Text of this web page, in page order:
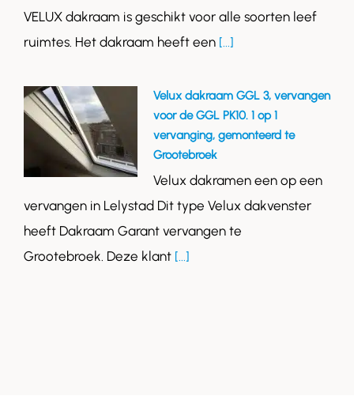
VELUX dakraam is geschikt voor alle soorten leef
ruimtes. Het dakraam heeft een [...]
Velux dakraam GGL 3, vervangen
voor de GGL PK10. 1 op 1
vervanging, gemonteerd te
Grootebroek
Velux dakramen een op een
vervangen in Lelystad Dit type Velux dakvenster
heeft Dakraam Garant vervangen te
Grootebroek. Deze klant [...]